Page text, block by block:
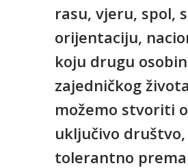
rasu, vjeru, spol,
orijentaciju,
koju drugu
zajedničkog
možemo stvoriti
uključivo
tolerantno